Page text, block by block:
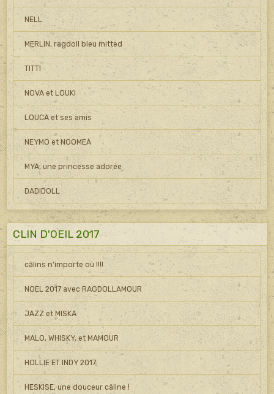
NELL
MERLIN, ragdoll bleu mitted
TITTI
NOVA et LOUKI
LOUCA et ses amis
NEYMO et NOOMEA
MYA, une princesse adorée
DADIDOLL
CLIN D'OEIL 2017
câlins n'importe où !!!!
NOEL 2017 avec RAGDOLLAMOUR
JAZZ et MISKA
MALO, WHISKY, et MAMOUR
HOLLIE ET INDY 2017
HESKISE, une douceur câline !